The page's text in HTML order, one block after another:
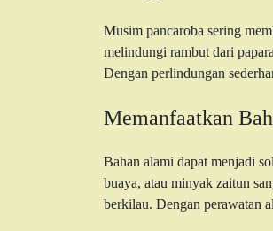
Musim pancaroba sering
melindungi rambut dari
Dengan perlindungan
Memanfaatkan
Bahan alami dapat menjadi
buaya, atau minyak zaitun
berkilau. Dengan perawatan